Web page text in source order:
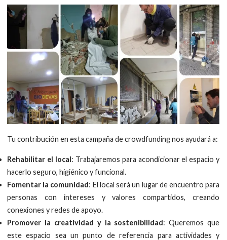
Tu contribución en esta campaña de crowdfunding nos ayudará a:
Rehabilitar el local: Trabajaremos para acondicionar el espacio y
hacerlo seguro, higiénico y funcional.
Fomentar la comunidad: El local será un lugar de encuentro para
personas con intereses y valores compartidos, creando
conexiones y redes de apoyo.
Promover la creatividad y la sostenibilidad: Queremos que
este espacio sea un punto de referencia para actividades y